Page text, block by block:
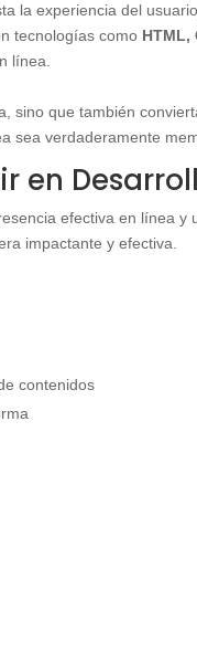
la experiencia del
tecnologías como HTML,
línea.
sino que también
sea verdaderamente
en
efectiva en línea
impactante y efectiva.
contenidos